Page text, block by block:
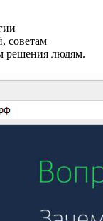
советам
решения людям.